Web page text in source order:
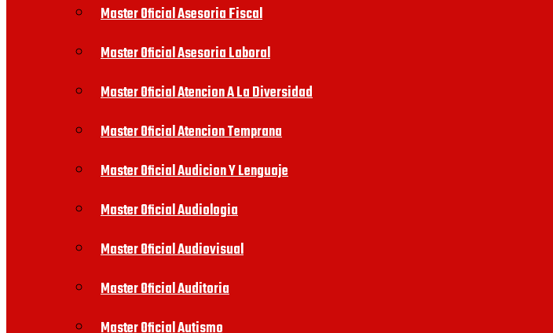
Master Oficial Asesoria Fiscal
Master Oficial Asesoria Laboral
Master Oficial Atencion A La Diversidad
Master Oficial Atencion Temprana
Master Oficial Audicion Y Lenguaje
Master Oficial Audiologia
Master Oficial Audiovisual
Master Oficial Auditoria
Master Oficial Autismo